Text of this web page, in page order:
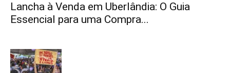
Lancha à Venda em Uberlândia: O Guia
Essencial para uma Compra...